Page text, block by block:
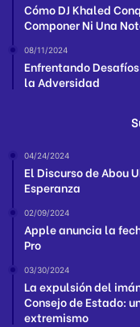
Cómo DJ Khaled
Componer Ni Una
08/11/2024
Enfrentando
la Adversidad
04/24/2024
El Discurso de Abou
Esperanza
02/09/2024
Apple anuncia la
Pro
03/30/2024
La expulsión del
Consejo de Estado:
extremismo